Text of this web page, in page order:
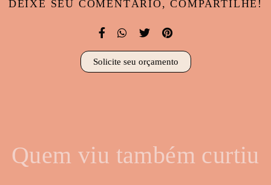
DEIXE SEU COMENTÁRIO, COMPARTILHE!
Solicite seu orçamento
Quem viu também curtiu